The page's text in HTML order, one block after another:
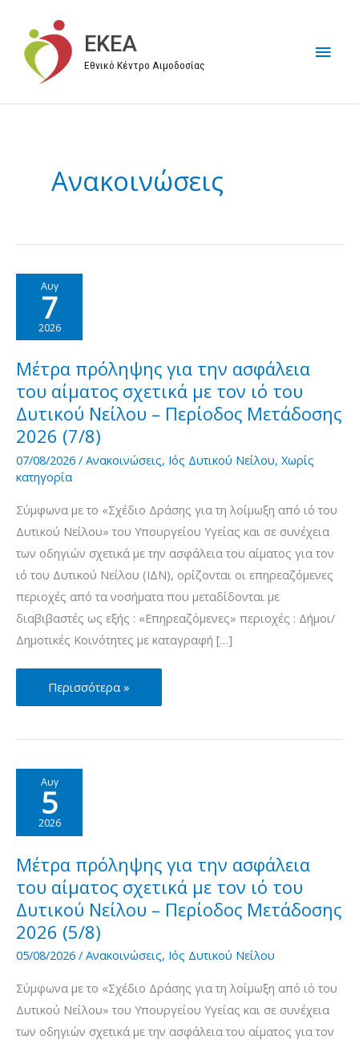
περιεχόμενο
EKEA
Εθνικό Κέντρο Αιμοδοσίας
Ανακοινώσεις
Αυγ
7
2026
Μέτρα πρόληψης για την ασφάλεια
του αίματος σχετικά με τον ιό του
Δυτικού Νείλου – Περίοδος Μετάδοσης
2026 (7/8)
07/08/2026 / Ανακοινώσεις, Ιός Δυτικού Νείλου, Χωρίς
κατηγορία
Σύμφωνα με το «Σχέδιο Δράσης για τη λοίμωξη από ιό του
Δυτικού Νείλου» του Υπουργείου Υγείας και σε συνέχεια
των οδηγιών σχετικά με την ασφάλεια του αίματος για τον
ιό του Δυτικού Νείλου (ΙΔΝ), ορίζονται οι επηρεαζόμενες
περιοχές από τα νοσήματα που μεταδίδονται με
διαβιβαστές ως εξής : «Επηρεαζόμενες» περιοχές : Δήμοι/
Δημοτικές Κοινότητες με καταγραφή […]
Μέτρα
πρόληψης
ασφάλεια
του
αίματος
σχετικά
με
τον
ιό
του
Δυτικού
–
Περίοδος
Μετάδοσης
Περισσότερα »
Αυγ
5
2026
Μέτρα πρόληψης για την ασφάλεια
του αίματος σχετικά με τον ιό του
Δυτικού Νείλου – Περίοδος Μετάδοσης
2026 (5/8)
05/08/2026 / Ανακοινώσεις, Ιός Δυτικού Νείλου
Σύμφωνα με το «Σχέδιο Δράσης για τη λοίμωξη από ιό του
Δυτικού Νείλου» του Υπουργείου Υγείας και σε συνέχεια
των οδηγιών σχετικά με την ασφάλεια του αίματος για τον